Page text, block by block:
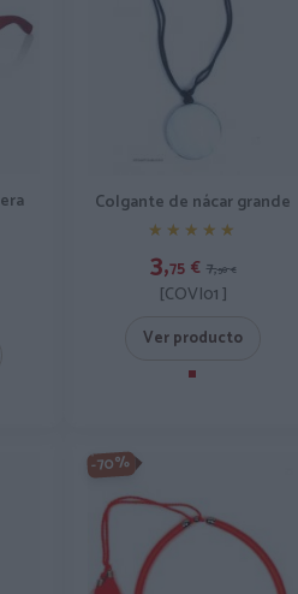
Colgante de nácar grande
★★★★★
★★★★★
3,75 € 7,50 €
[COVI01 ]
Ver producto
-70%